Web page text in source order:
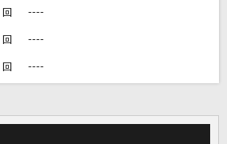
オケをもっと楽しもう！
でカラオケ歌い放題！
友達と一緒に！練習にも！
回 ----
回 ----
回 ----